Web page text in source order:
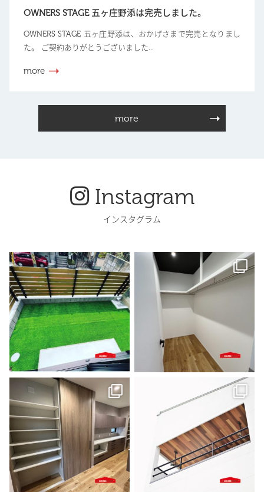
OWNERS STAGE 五ヶ庄野添は完売しました。
OWNERS STAGE 五ヶ庄野添は、おかげさまで完売となりまし
た。 ご契約ありがとうございました...
more
more
Instagram
インスタグラム